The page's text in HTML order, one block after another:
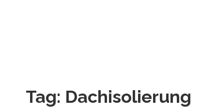
Tag: Dachisolierung